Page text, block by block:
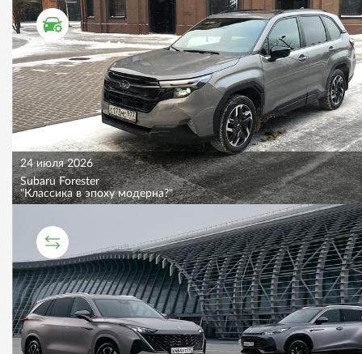
ТЕСТ ДРАЙВ
24 июля 2026
Subaru Forester
"Классика в эпоху модерна?"
СРАВНИТЕЛЬНЫЙ ТЕСТ